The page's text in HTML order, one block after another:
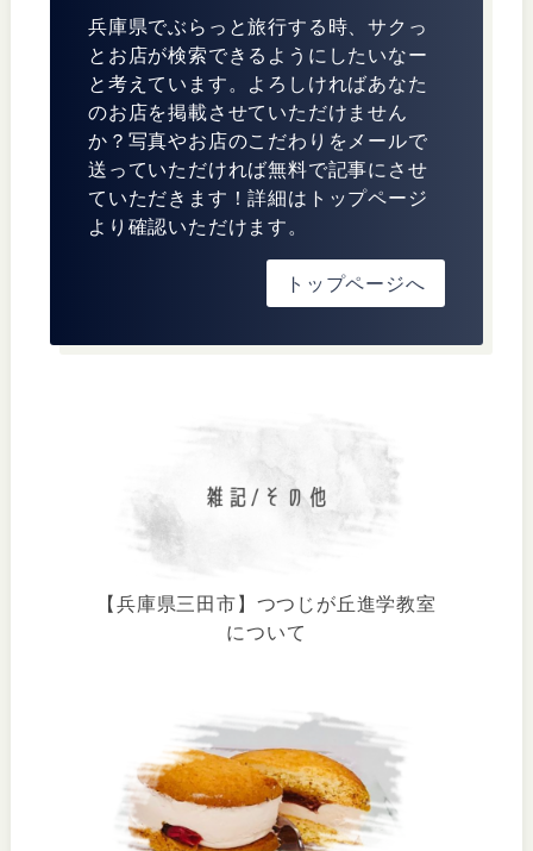
兵庫県でぶらっと旅行する時、サクっ
とお店が検索できるようにしたいなー
と考えています。よろしければあなた
のお店を掲載させていただけません
か？写真やお店のこだわりをメールで
送っていただければ無料で記事にさせ
ていただきます！詳細はトップページ
より確認いただけます。
トップページへ
【兵庫県三田市】つつじが丘進学教室
について